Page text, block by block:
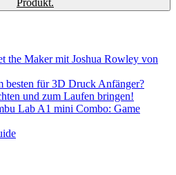
Produkt.
the Maker mit Joshua Rowley von
besten für 3D Druck Anfänger?
und zum Laufen bringen!
Lab A1 mini Combo: Game